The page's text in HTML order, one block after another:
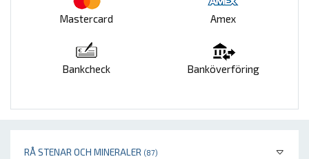
RÅ STENAR OCH MINERALER (87)
Mastercard Amex
Bankcheck Banköverföring